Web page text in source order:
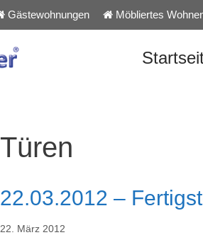
Gästewohnungen Möbliertes
Türen
22.03.2012 –
22. März 2012